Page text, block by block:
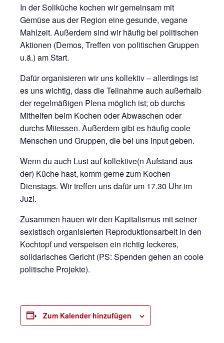
In der Soliküche kochen wir gemeinsam mit
Gemüse aus der Region eine gesunde, vegane
Mahlzeit. Außerdem sind wir häufig bei politischen
Aktionen (Demos, Treffen von politischen Gruppen
u.ä.) am Start.
Dafür organisieren wir uns kollektiv – allerdings ist
es uns wichtig, dass die Teilnahme auch außerhalb
der regelmäßigen Plena möglich ist; ob durchs
Mithelfen beim Kochen oder Abwaschen oder
durchs Mitessen. Außerdem gibt es häufig coole
Menschen und Gruppen, die bei uns Input geben.
Wenn du auch Lust auf kollektive(n Aufstand aus
der) Küche hast, komm gerne zum Kochen
Dienstags. Wir treffen uns dafür um 17.30 Uhr im
Juzi.
Zusammen hauen wir den Kapitalismus mit seiner
sexistisch organisierten Reproduktionsarbeit in den
Kochtopf und verspeisen ein richtig leckeres,
solidarisches Gericht (PS: Spenden gehen an coole
politische Projekte).
Zum Kalender hinzufügen